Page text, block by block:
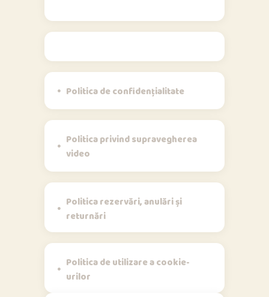
Politica de confidențialitate
Politica privind supravegherea
video
Politica rezervări, anulări și
returnări
Politica de utilizare a cookie-
urilor